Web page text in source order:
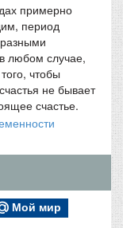
примерно
период
любом случае,
чтобы
не бывает
счастье.
Мой мир